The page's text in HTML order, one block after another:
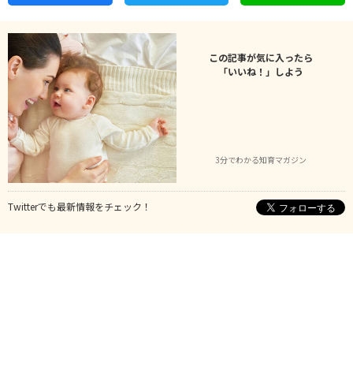
この記事が気に入ったら
「いいね！」しよう
3分でわかる知育マガジン
Twitterでも最新情報をチェック！